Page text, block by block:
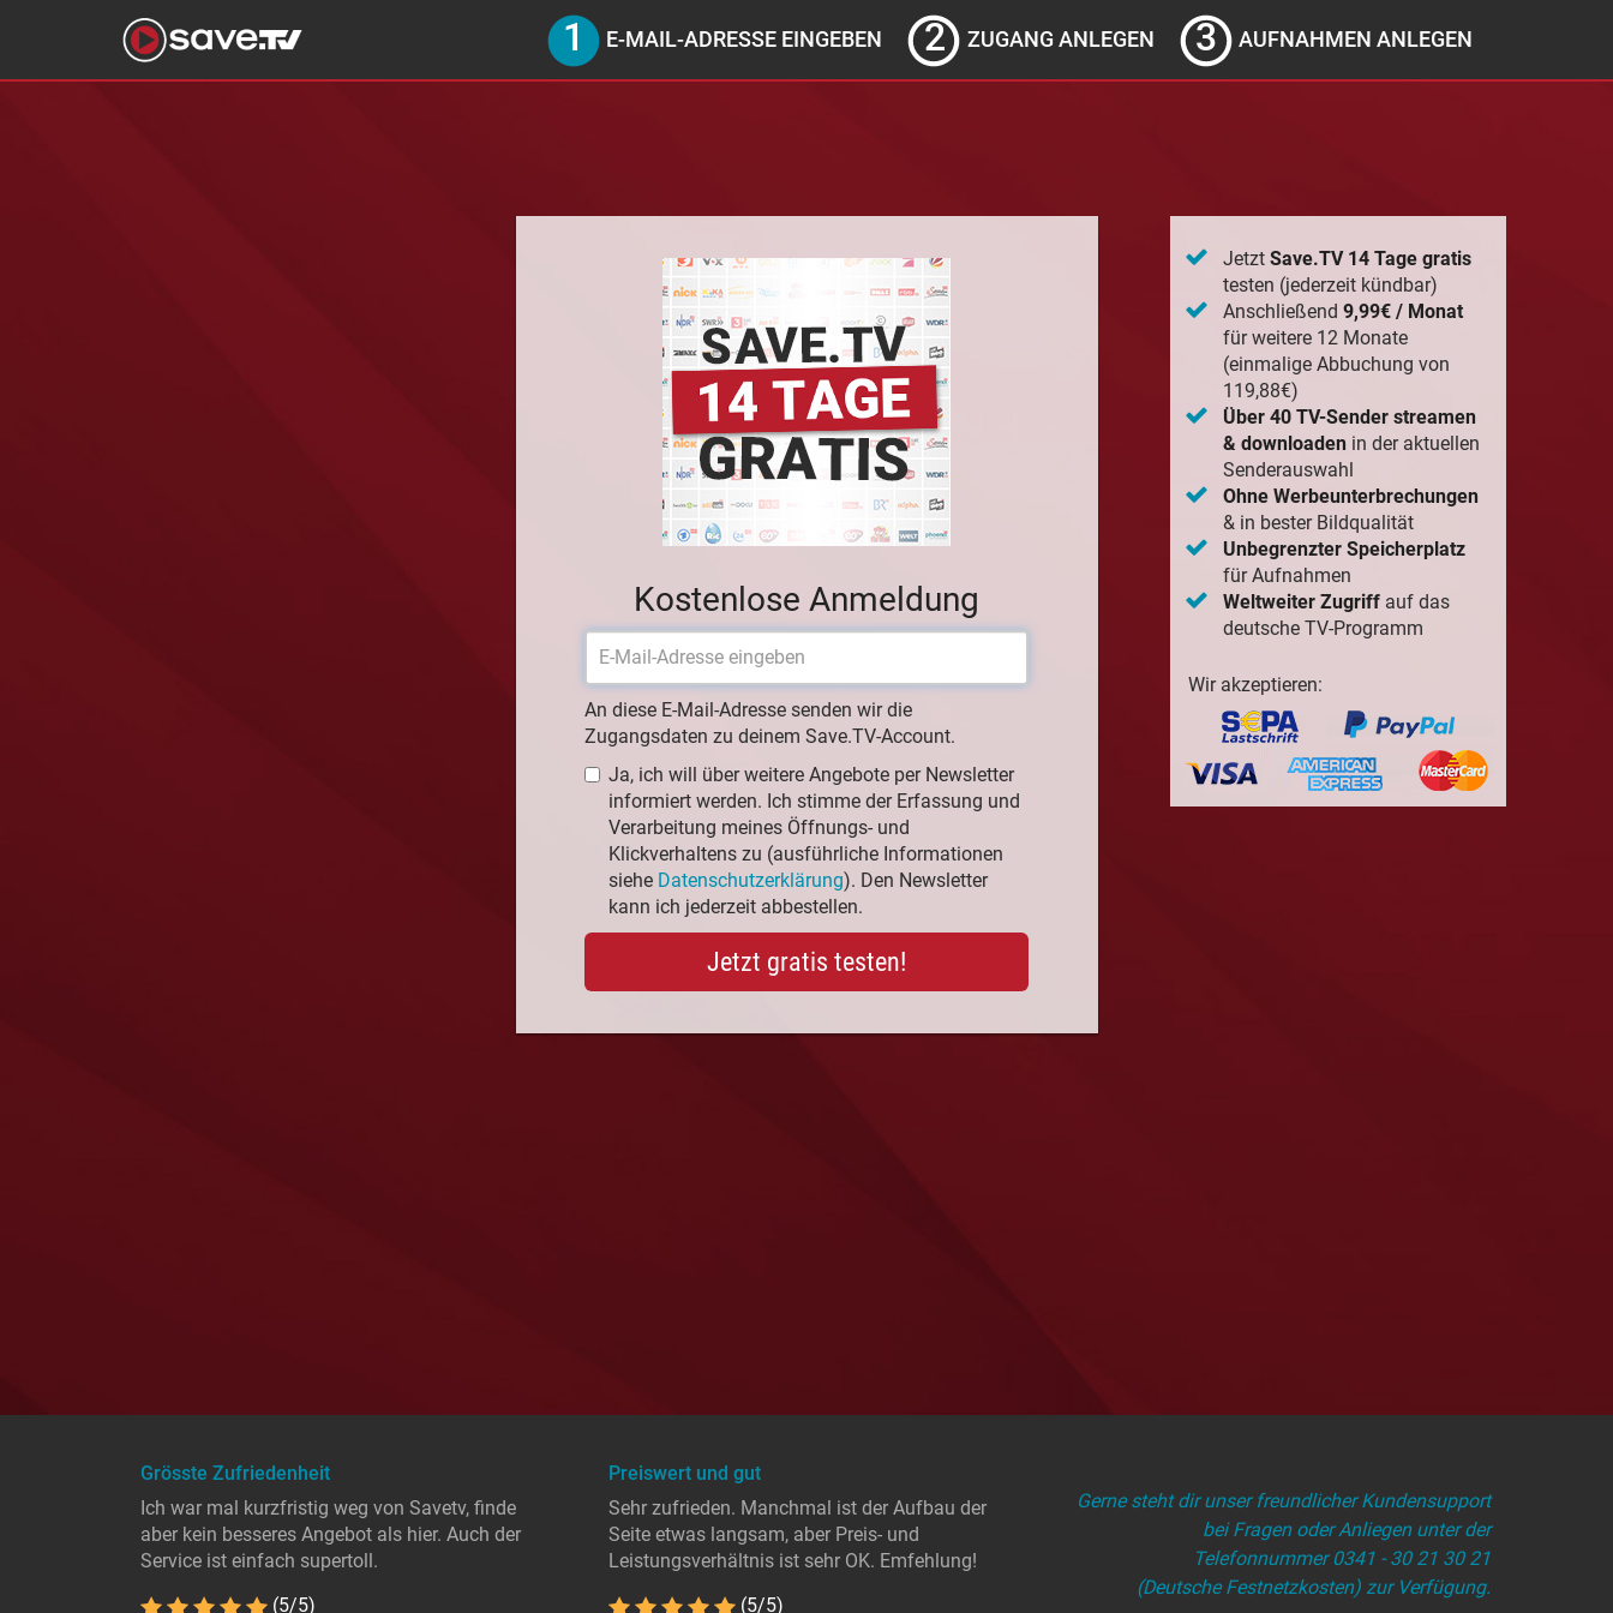
E-MAIL-ADRESSE EINGEBEN ZUGANG ANLEGEN AUFNAHMEN ANLEGEN
Kostenlose Anmeldung
An diese E-Mail-Adresse senden wir die
Zugangsdaten zu deinem Save.TV-Account.
Ja, ich will über weitere Angebote per Newsletter
informiert werden. Ich stimme der Erfassung und
Verarbeitung meines Öffnungs- und
Klickverhaltens zu (ausführliche Informationen
siehe Datenschutzerklärung). Den Newsletter
kann ich jederzeit abbestellen.
Jetzt gratis testen!
Jetzt Save.TV 14 Tage gratis
testen (jederzeit kündbar)
Anschließend 9,99€ / Monat
für weitere 12 Monate
(einmalige Abbuchung von
119,88€)
Über 40 TV-Sender streamen
& downloadenin der aktuellen
Senderauswahl
Ohne Werbeunterbrechungen
& in bester Bildqualität
Unbegrenzter Speicherplatz
für Aufnahmen
Weltweiter Zugriffauf das
deutsche TV-Programm
Wir akzeptieren:
Grösste Zufriedenheit
Ich war mal kurzfristig weg von Savetv, finde
aber kein besseres Angebot als hier. Auch der
Service ist einfach supertoll.
(5/5)
Preiswert und gut
Sehr zufrieden. Manchmal ist der Aufbau der
Seite etwas langsam, aber Preis- und
Leistungsverhältnis ist sehr OK. Emfehlung!
(5/5)
Gerne steht dir unser freundlicher Kundensupport
bei Fragen oder Anliegen unter der
Telefonnummer 0341 - 30 21 30 21
(Deutsche Festnetzkosten) zur Verfügung.